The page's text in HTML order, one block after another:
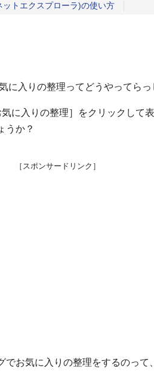
トエクスプローラ)の使い方
に入りの整理ってどうやってらっ
に入りの整理］をクリックして
うか？
［スポンサードリンク］
でお気に入りの整理をするのって